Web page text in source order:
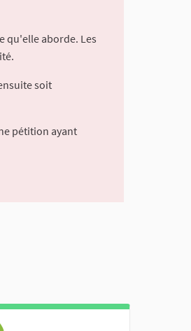
qu'elle aborde. Les
soit
pétition ayant